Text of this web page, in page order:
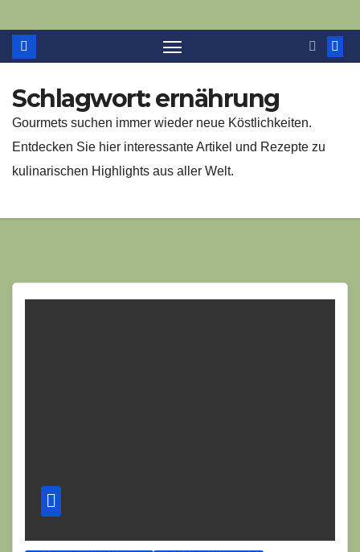
Schlagwort:ernährung
Gourmets suchen immer wieder neue Köstlichkeiten.
Entdecken Sie hier interessante Artikel und Rezepte zu
kulinarischen Highlights aus aller Welt.